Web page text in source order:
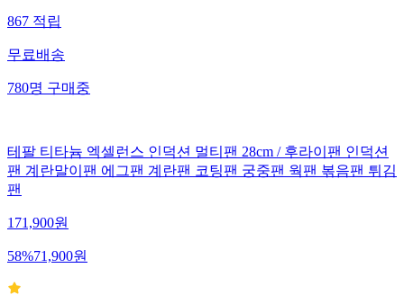
867 적립
무료배송
780명 구매중
테팔 티타늄 엑셀런스 인덕션 멀티팬 28cm / 후라이팬 인덕션
팬 계란말이팬 에그팬 계란팬 코팅팬 궁중팬 웍팬 볶음팬 튀김
팬
171,900원
58%71,900원